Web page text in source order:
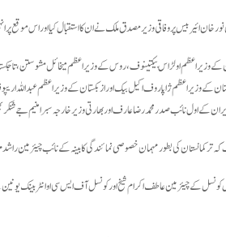
پر وفاقی وزیر مصدق ملک نے ان کا استقبال کیا اور اس موقع پر
وزیراعظم اولڑاس بیکتینوف، روس کے وزیراعظم میخائل مشوستن،
کے وزیراعظم ژاپاروف اکیل بیک اور ازبکستان کے وزیراعظم
کے اول نائب صدر محمد رضا عارف اور بھارتی وزیرخارجہ سبرامنیم جے
ترکمانستان کی بطور مہمان خصوصی نمائندگی کابینہ کے نائب چیئرمین
کے چیئرمین عاطف اکرام شیخ اور کونسل آف ایس سی او انٹربینک